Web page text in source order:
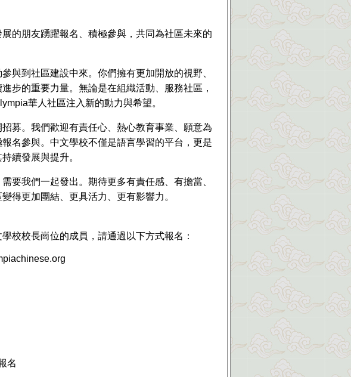
的朋友踴躍報名、積極參與，共同為社區未來的
與到社區建設中來。你們擁有更加開放的視野、
步的重要力量。無論是在組織活動、服務社區，
華人社區注入新的動力與希望。
募。我們歡迎有責任心、熱心教育事業、願意為
名參與。中文學校不僅是語言學習的平台，更是
續發展與提升。
要我們一起發出。期待更多有責任感、有擔當、
得更加團結、更具活力、更有影響力。
校校長崗位的成員，請通過以下方式報名：
名